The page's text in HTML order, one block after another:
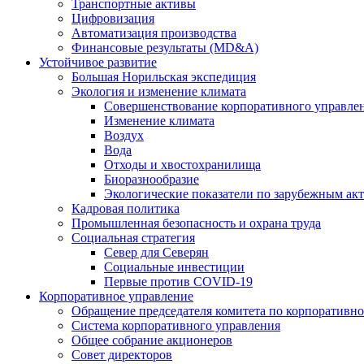
Транспортные активы
Цифровизация
Автоматизация производства
Финансовые результаты (MD&A)
Устойчивое развитие
Большая Норильская экспедиция
Экология и изменение климата
Совершенствование корпоративного
Изменение климата
Воздух
Вода
Отходы и хвостохранилища
Биоразнообразие
Экологические показатели по зарубежным
Кадровая политика
Промышленная безопасность и охрана труда
Социальная стратегия
Север для Северян
Социальные инвестиции
Первые против COVID‑19
Корпоративное управление
Обращение председателя комитета по
Система корпоративного управления
Общее собрание акционеров
Совет директоров